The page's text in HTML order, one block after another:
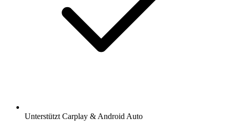
Unterstützt Carplay & Android Auto